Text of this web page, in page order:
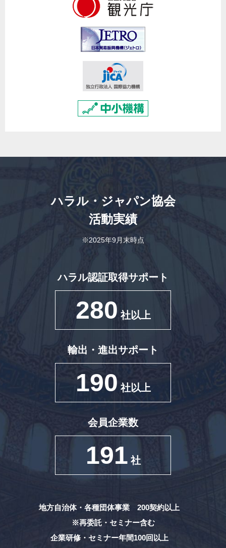
ハラル・ジャパン協会
活動実績
※2025年9月末時点
ハラル認証取得サポート
280 社以上
輸出・進出サポート
190 社以上
会員企業数
191 社
地方自治体・各種団体事業 200契約以上
※再委託・セミナー含む
企業研修・セミナー年間100回以上